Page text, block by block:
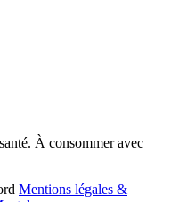
À consommer avec
Mentions légales &